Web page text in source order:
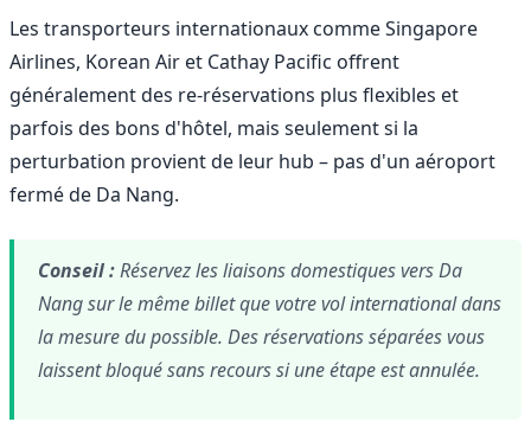
Les transporteurs internationaux comme Singapore
Airlines, Korean Air et Cathay Pacific offrent
généralement des re-réservations plus flexibles et
parfois des bons d'hôtel, mais seulement si la
perturbation provient de leur hub – pas d'un aéroport
fermé de Da Nang.
Conseil :Réservez les liaisons domestiques vers Da
Nang sur le même billet que votre vol international dans
la mesure du possible. Des réservations séparées vous
laissent bloqué sans recours si une étape est annulée.